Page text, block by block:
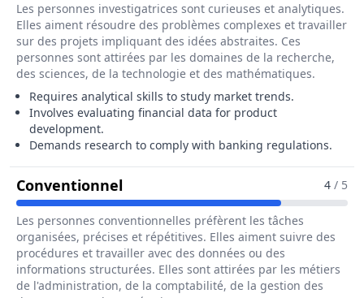
Les personnes investigatrices sont curieuses et analytiques.
Elles aiment résoudre des problèmes complexes et travailler
sur des projets impliquant des idées abstraites. Ces
personnes sont attirées par les domaines de la recherche,
des sciences, de la technologie et des mathématiques.
Requires analytical skills to study market trends.
Involves evaluating financial data for product
development.
Demands research to comply with banking regulations.
ConventionnelPour Le Métier De Gestionnaire
4 / 5
Les personnes conventionnelles préfèrent les tâches
organisées, précises et répétitives. Elles aiment suivre des
procédures et travailler avec des données ou des
informations structurées. Elles sont attirées par les métiers
de l'administration, de la comptabilité, de la gestion des